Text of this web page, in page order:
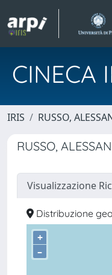
CINECA
IRIS RUSSO,
RUSSO,
Visualizzazione
Distribuzione
+
–